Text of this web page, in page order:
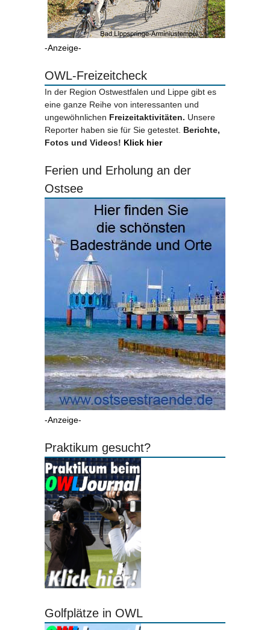
-Anzeige-
OWL-Freizeitcheck
In der Region Ostwestfalen und Lippe gibt es
eine ganze Reihe von interessanten und
ungewöhnlichen Freizeitaktivitäten. Unsere
Reporter haben sie für Sie getestet. Berichte,
Fotos und Videos! Klick hier
Ferien und Erholung an der
Ostsee
-Anzeige-
Praktikum gesucht?
Golfplätze in OWL